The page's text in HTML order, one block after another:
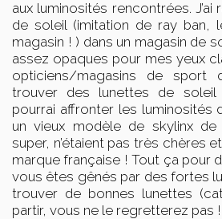
aux luminosités rencontrées.
de soleil (imitation de ray ban,
magasin ! ) dans un magasin de
assez opaques pour mes yeux
opticiens/magasins de sport
trouver des lunettes de soleil
pourrai affronter les luminosités
un vieux modèle de skylinx de
super, n’étaient pas très chères
marque française ! Tout ça pour
vous êtes gênés par des fortes
trouver de bonnes lunettes
partir, vous ne le regretterez pas !